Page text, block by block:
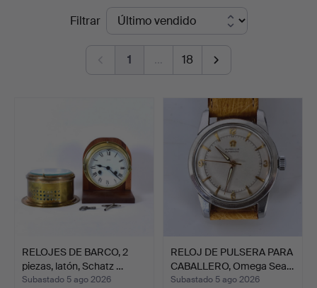
Filtrar
1 … 18
RELOJES DE BARCO, 2
piezas, latón, Schatz …
Subastado 5 ago 2026
RELOJ DE PULSERA PARA
CABALLERO, Omega Sea…
Subastado 5 ago 2026